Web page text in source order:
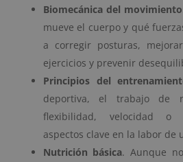
Biomecánica del movimiento
mueve el cuerpo y qué
a corregir posturas,
ejercicios y prevenir
Principios del
deportiva, el trabajo de
flexibilidad, velocidad o
aspectos clave en la labor de
Nutrición básica. Aunque